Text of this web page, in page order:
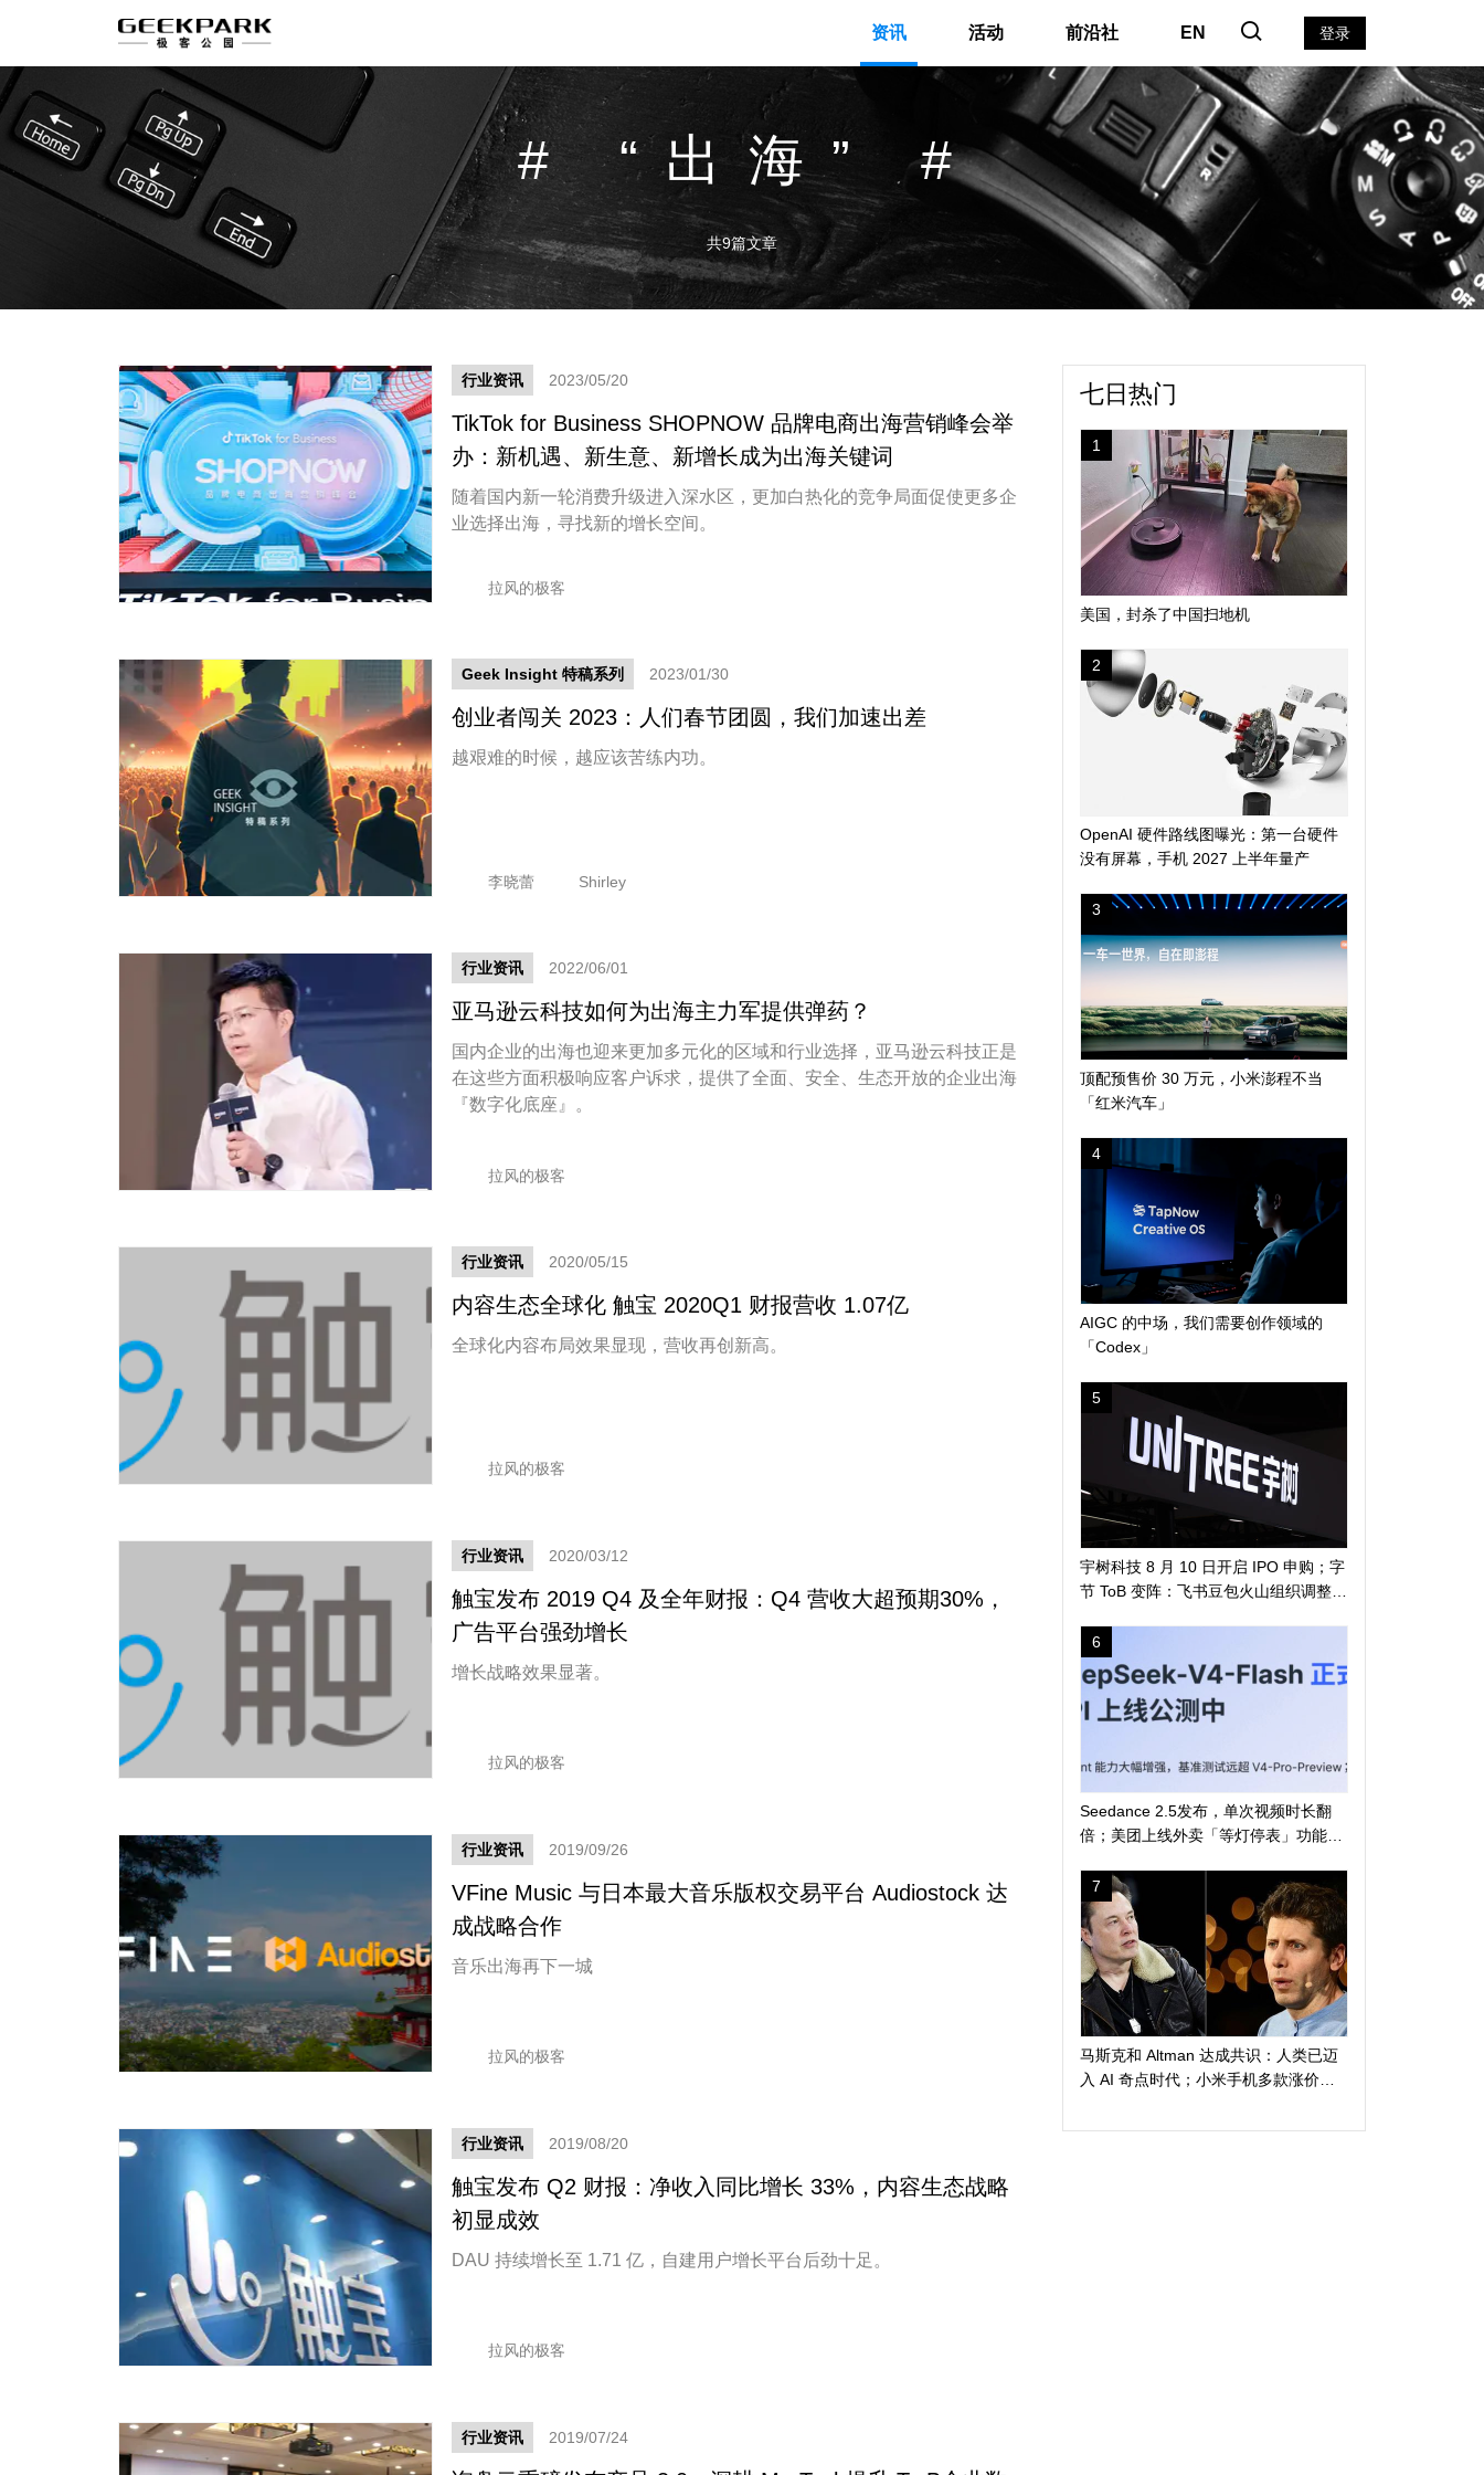
资讯 活动 前沿社 EN 登录
# “出海” #
共9篇文章
行业资讯 2023/05/20
TikTok for Business SHOPNOW 品牌电商出海营销峰会举
办：新机遇、新生意、新增长成为出海关键词
随着国内新一轮消费升级进入深水区，更加白热化的竞争局面促使更多企
业选择出海，寻找新的增长空间。
拉风的极客
Geek Insight 特稿系列 2023/01/30
创业者闯关 2023：人们春节团圆，我们加速出差
越艰难的时候，越应该苦练内功。
李晓蕾 Shirley
行业资讯 2022/06/01
亚马逊云科技如何为出海主力军提供弹药？
国内企业的出海也迎来更加多元化的区域和行业选择，亚马逊云科技正是
在这些方面积极响应客户诉求，提供了全面、安全、生态开放的企业出海
『数字化底座』。
拉风的极客
行业资讯 2020/05/15
内容生态全球化 触宝 2020Q1 财报营收 1.07亿
全球化内容布局效果显现，营收再创新高。
拉风的极客
行业资讯 2020/03/12
触宝发布 2019 Q4 及全年财报：Q4 营收大超预期30%，
广告平台强劲增长
增长战略效果显著。
拉风的极客
行业资讯 2019/09/26
VFine Music 与日本最大音乐版权交易平台 Audiostock 达
成战略合作
音乐出海再下一城
拉风的极客
行业资讯 2019/08/20
触宝发布 Q2 财报：净收入同比增长 33%，内容生态战略
初显成效
DAU 持续增长至 1.71 亿，自建用户增长平台后劲十足。
拉风的极客
行业资讯 2019/07/24
七日热门
1
美国，封杀了中国扫地机
2
OpenAI 硬件路线图曝光：第一台硬件
没有屏幕，手机 2027 上半年量产
3
顶配预售价 30 万元，小米澎程不当
「红米汽车」
4
AIGC 的中场，我们需要创作领域的
「Codex」
5
宇树科技 8 月 10 日开启 IPO 申购；字
节 ToB 变阵：飞书豆包火山组织调整；
知道
6
Seedance 2.5发布，单次视频时长翻
倍；美团上线外卖「等灯停表」功能；
7
马斯克和 Altman 达成共识：人类已迈
入 AI 奇点时代；小米手机多款涨价
致产品延期发布